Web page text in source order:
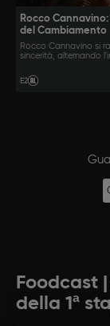
Rocco
del Cambiamento
Rocco Cannavino si
sincerità, alternando
E2
Foodcast
della 1ª